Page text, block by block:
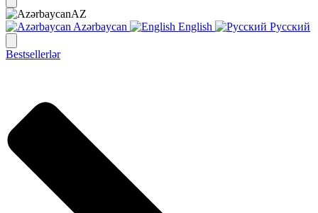
AZ
Azərbaycan
English Русский
Bestsellerlər